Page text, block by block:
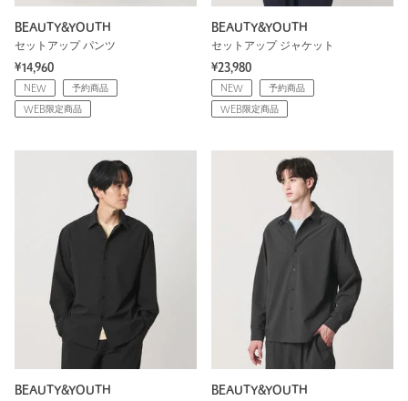
BEAUTY&YOUTH
セットアップ パンツ
¥14,960
NEW 予約商品
WEB限定商品
BEAUTY&YOUTH
セットアップ ジャケット
¥23,980
NEW 予約商品
WEB限定商品
BEAUTY&YOUTH
BEAUTY&YOUTH